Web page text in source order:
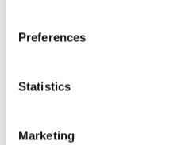
Preferences
Statistics
Marketing
SmartTE